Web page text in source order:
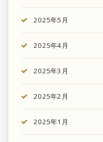
2025年5月
2025年4月
2025年3月
2025年2月
2025年1月